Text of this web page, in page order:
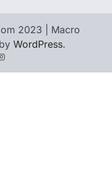
2023 | Macro
WordPress.